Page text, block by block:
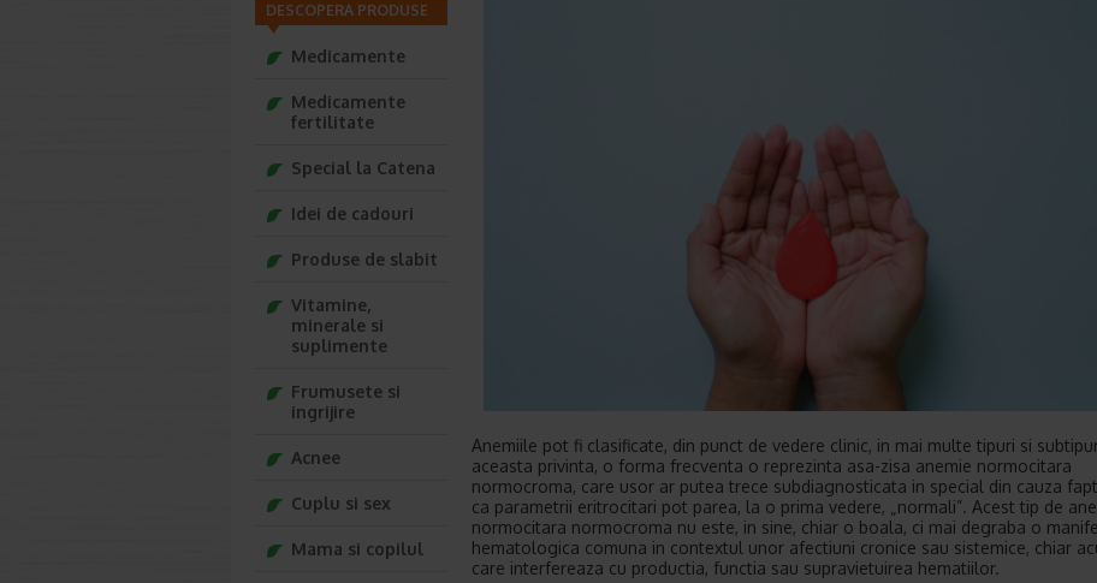
Anemiile pot fi clasificate, din punct de vedere clinic, in mai multe tipuri si
aceasta privinta, o forma frecventa o reprezinta asa-zisa anemie normocitara
normocroma, care usor ar putea trece subdiagnosticata in special din cauza
ca parametrii eritrocitari pot parea, la o prima vedere, „normali”. Acest tip de
normocitara normocroma nu este, in sine, chiar o boala, ci mai degraba o
hematologica comuna in contextul unor afectiuni cronice sau sistemice, chiar
care interfereaza cu productia, functia sau supravietuirea hematiilor.
DESCOPERA PRODUSE
Medicamente
Medicamente
fertilitate
Special la Catena
Idei de cadouri
Produse de slabit
Vitamine,
minerale si
suplimente
Frumusete si
ingrijire
Acnee
Cuplu si sex
Mama si copilul